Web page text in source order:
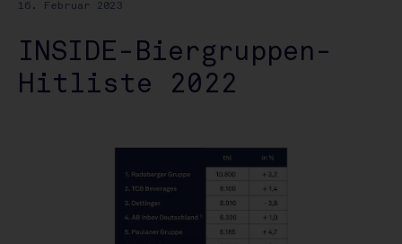
16. Februar 2023
INSIDE-Biergruppen-
Hitliste 2022